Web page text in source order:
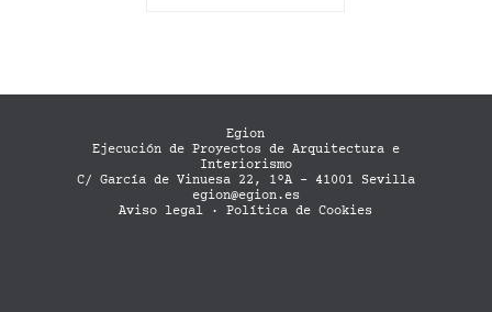
Egion
Ejecución de Proyectos de Arquitectura e
Interiorismo
C/ García de Vinuesa 22, 1ºA - 41001 Sevilla
egion@egion.es
Aviso legal ·Política de Cookies